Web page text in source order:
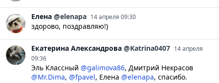
Елена @elenapa 14 апреля 09:30
здорово, поздравляю!)
Екатерина Александрова @Katrina0407 14 апреля
09:36
Эль Классный @galimova86, Дмитрий Некрасов
@Mr.Dima, @fpavel, Елена @elenapa, спасибо.